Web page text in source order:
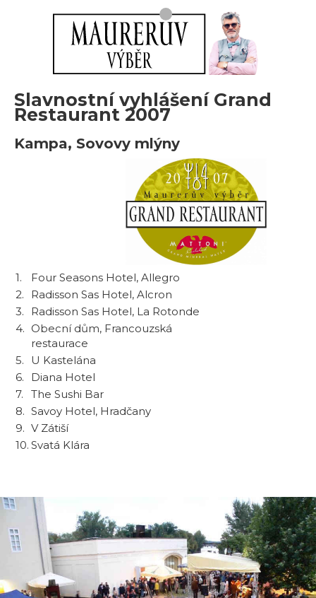
Slavnostní vyhlášení Grand
Restaurant 2007
Kampa, Sovovy mlýny
1.
Four Seasons Hotel, Allegro
2.
Radisson Sas Hotel, Alcron
3.
Radisson Sas Hotel, La Rotonde
4. Obecní dům, Francouzská
restaurace
5.
U Kastelána
6.
Diana Hotel
7.
The Sushi Bar
8. Savoy Hotel, Hradčany
9. V Zátiší
10. Svatá Klára